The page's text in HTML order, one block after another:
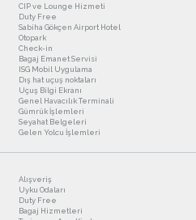
CIP ve Lounge Hizmeti
Duty Free
Sabiha Gökçen Airport Hotel
Otopark
Check-in
Bagaj Emanet Servisi
ISG Mobil Uygulama
Dış hat uçuş noktaları
Uçuş Bilgi Ekranı
Genel Havacılık Terminali
Gümrük İşlemleri
Seyahat Belgeleri
Gelen Yolcu İşlemleri
Alışveriş
Uyku Odaları
Duty Free
Bagaj Hizmetleri